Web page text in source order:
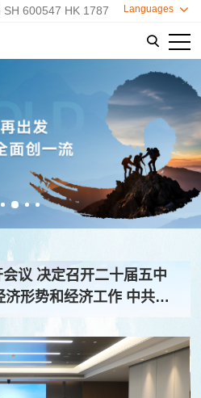
Languages 
SH 600547 HK 1787

议 决定召开二十届五中
形势和经济工作 中共中
近平主持会议